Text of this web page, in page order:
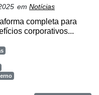
em Notícias
completa para
corporativos...